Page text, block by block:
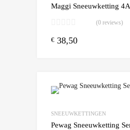
Maggi Sneeuwketting
(0 reviews)
€ 38,50
SNEEUWKETTINGEN
Pewag Sneeuwketting